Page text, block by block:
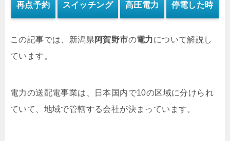
再点予約 スイッチング 高圧電力 停電した時
この記事では、新潟県阿賀野市の電力について解説し
ています。
電力の送配電事業は、日本国内で10の区域に分けられ
ていて、地域で管轄する会社が決まっています。